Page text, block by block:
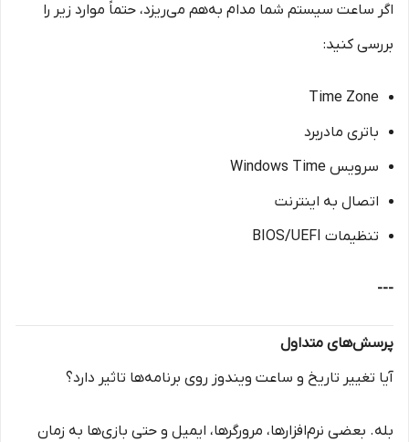
اگر ساعت سیستم شما مدام به‌هم می‌ریزد، حتماً موارد زیر را
بررسی کنید:
Time Zone
باتری مادربرد
سرویس Windows Time
اتصال به اینترنت
تنظیمات BIOS/UEFI
---
پرسش‌های متداول
آیا تغییر تاریخ و ساعت ویندوز روی برنامه‌ها تاثیر دارد؟
بله. بعضی نرم‌افزارها، مرورگرها، ایمیل و حتی بازی‌ها به زمان